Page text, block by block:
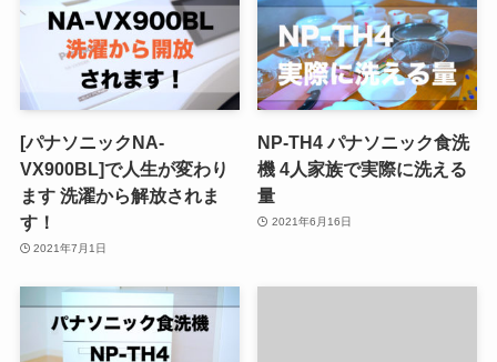
[パナソニックNA-
VX900BL]で人生が変わり
ます 洗濯から解放されま
す！
2021年7月1日
NP-TH4 パナソニック食洗
機 4人家族で実際に洗える
量
2021年6月16日